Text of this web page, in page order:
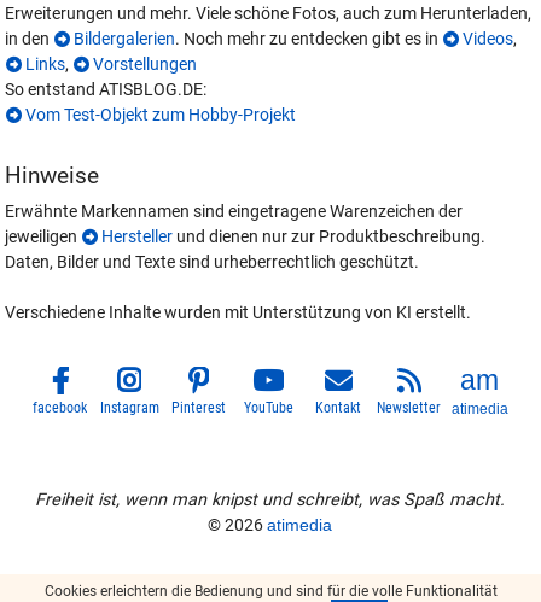
Erweiterungen und mehr. Viele schöne Fotos, auch zum Herunterladen,
in den
Bildergalerien. Noch mehr zu entdecken gibt es in Videos,
Links,
Vorstellungen
So entstand ATISBLOG.DE:
Vom Test-Objekt zum Hobby-Projekt
Hinweise
Erwähnte Markennamen sind eingetragene Warenzeichen der
jeweiligen
Hersteller und dienen nur zur Produktbeschreibung.
Daten, Bilder und Texte sind urheberrechtlich geschützt.
Verschiedene Inhalte wurden mit Unterstützung von KI erstellt.
facebook Instagram Pinterest YouTube Kontakt Newsletter atimedia
Freiheit ist, wenn man knipst und schreibt, was Spaß macht.
© 2026atimedia
Cookies erleichtern die Bedienung und sind für die volle Funktionalität